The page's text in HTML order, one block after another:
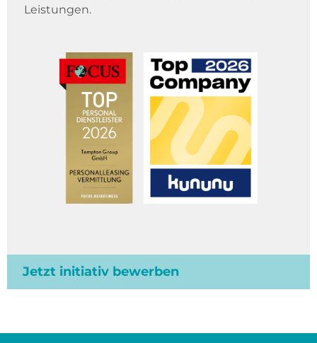
Leistungen.
Jetzt initiativ bewerben